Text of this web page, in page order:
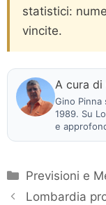
statistici:
vincite.
A cura di
Gino Pinna
1989. Su
e
Categorie
Previsioni e
Lombardia